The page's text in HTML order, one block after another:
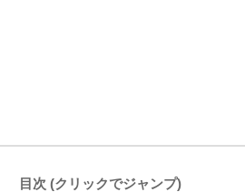
目次 (クリックでジャンプ)